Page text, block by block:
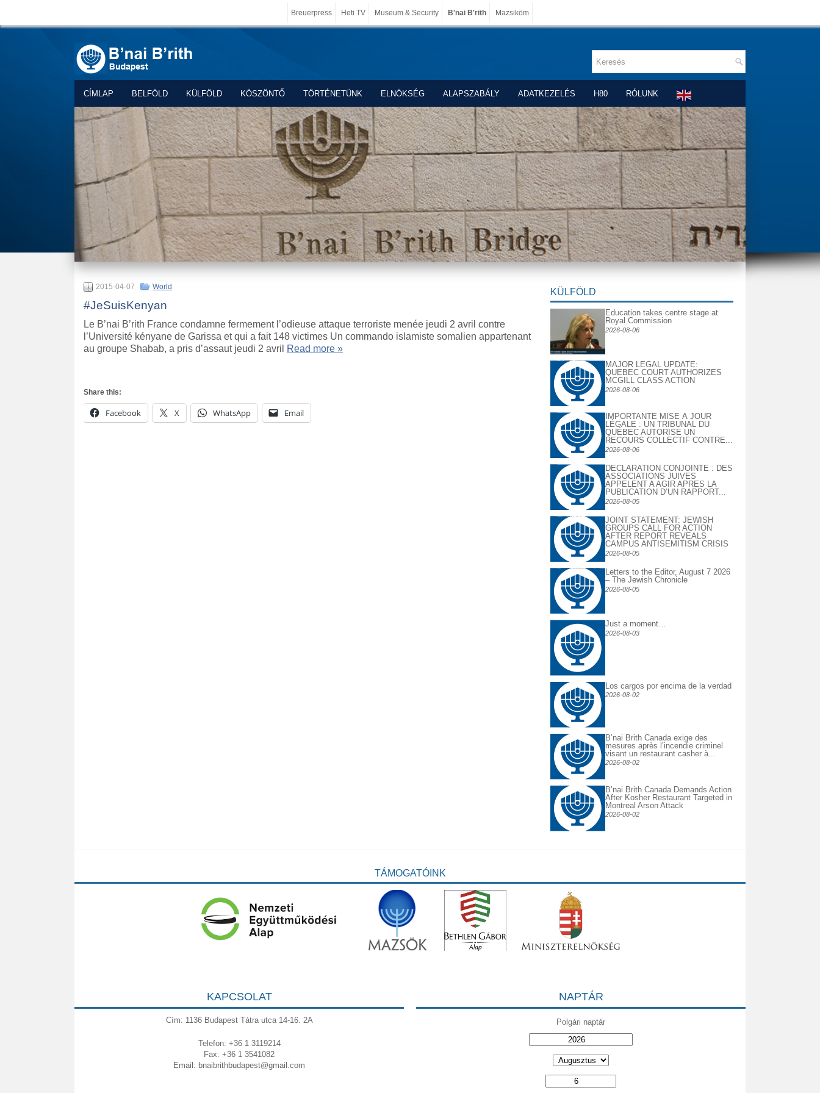
Breuerpress Heti TV Museum & Security B'nai B'rith Mazsiköm
CÍMLAP BELFÖLD KÜLFÖLD KÖSZÖNTŐ TÖRTÉNETÜNK ELNÖKSÉG ALAPSZABÁLY ADATKEZELÉS H80 RÓLUNK
2015-04-07 World
#JeSuisKenyan
Le B’nai B’rith France condamne fermement l’odieuse attaque terroriste menée jeudi 2 avril contre
l’Université kényane de Garissa et qui a fait 148 victimes Un commando islamiste somalien appartenant
au groupe Shabab, a pris d’assaut jeudi 2 avril
Read more »
Share this:
Facebook X WhatsApp Email
KÜLFÖLD
Education takes centre stage at
Royal Commission
2026-08-06
MAJOR LEGAL UPDATE:
QUEBEC COURT AUTHORIZES
MCGILL CLASS ACTION
2026-08-06
IMPORTANTE MISE À JOUR
LÉGALE : UN TRIBUNAL DU
QUÉBEC AUTORISE UN
RECOURS COLLECTIF CONTRE...
2026-08-06
DECLARATION CONJOINTE : DES
ASSOCIATIONS JUIVES
APPELENT A AGIR APRES LA
PUBLICATION D’UN RAPPORT...
2026-08-05
JOINT STATEMENT: JEWISH
GROUPS CALL FOR ACTION
AFTER REPORT REVEALS
CAMPUS ANTISEMITISM CRISIS
2026-08-05
Letters to the Editor, August 7 2026
– The Jewish Chronicle
2026-08-05
Just a moment…
2026-08-03
Los cargos por encima de la verdad
2026-08-02
B’nai Brith Canada exige des
mesures après l’incendie criminel
visant un restaurant casher à...
2026-08-02
B’nai Brith Canada Demands Action
After Kosher Restaurant Targeted in
Montreal Arson Attack
2026-08-02
TÁMOGATÓINK
KAPCSOLAT
Cím: 1136 Budapest Tátra utca 14-16. 2A
Telefon: +36 1 3119214
Fax: +36 1 3541082
Email: bnaibrithbudapest@gmail.com
NAPTÁR
Polgári naptár